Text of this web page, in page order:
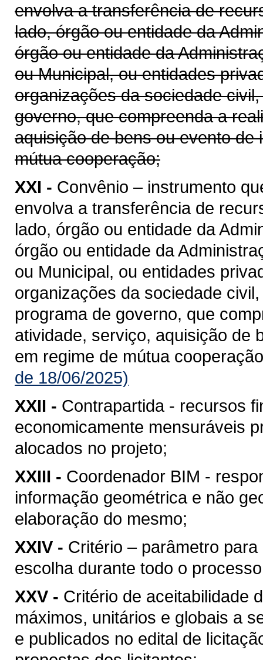
envolva a transferência de
lado, órgão ou entidade da
órgão ou entidade da
ou Municipal, ou entidades
organizações da sociedade
governo, que compreenda a
aquisição de bens ou evento
mútua cooperação;
XXI - Convênio – instrumento
envolva a transferência de
lado, órgão ou entidade da
órgão ou entidade da
ou Municipal, ou entidades
organizações da sociedade
programa de governo, que
atividade, serviço, aquisição de
em regime de mútua
de 18/06/2025)
XXII - Contrapartida - recursos
economicamente mensuráveis
alocados no projeto;
XXIII - Coordenador BIM -
informação geométrica e não
elaboração do mesmo;
XXIV - Critério – parâmetro
escolha durante todo o
XXV - Critério de aceitabilidade
máximos, unitários e globais a
e publicados no edital de